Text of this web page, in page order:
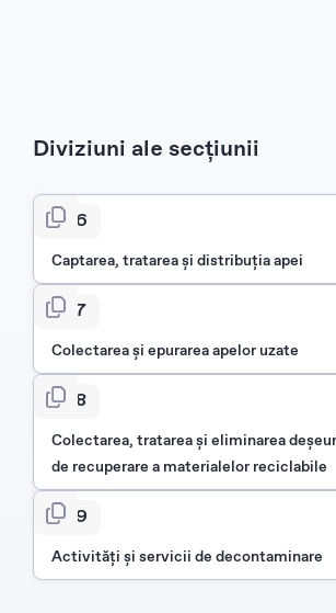
Diviziuni ale secțiunii
36
Captarea, tratarea şi distribuţia apei
37
Colectarea şi epurarea apelor uzate
38
Colectarea, tratarea şi eliminarea
de recuperare a materialelor reciclabile
39
Activităţi şi servicii de decontaminare